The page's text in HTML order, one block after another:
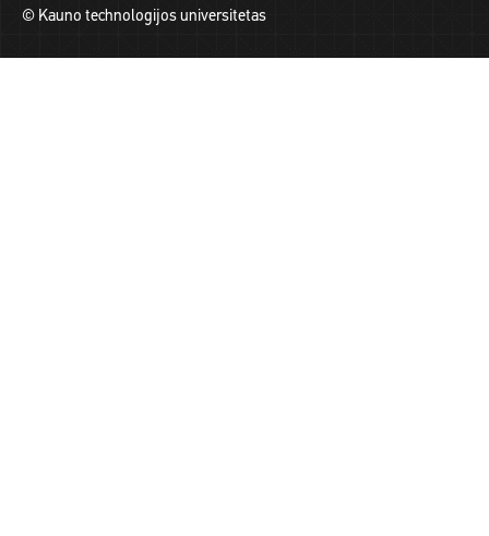
© Kauno technologijos universitetas